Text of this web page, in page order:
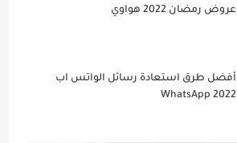
عروض رمضان 2022 هواوي
أفضل طرق استعادة رسائل الواتس اب
WhatsApp 2022